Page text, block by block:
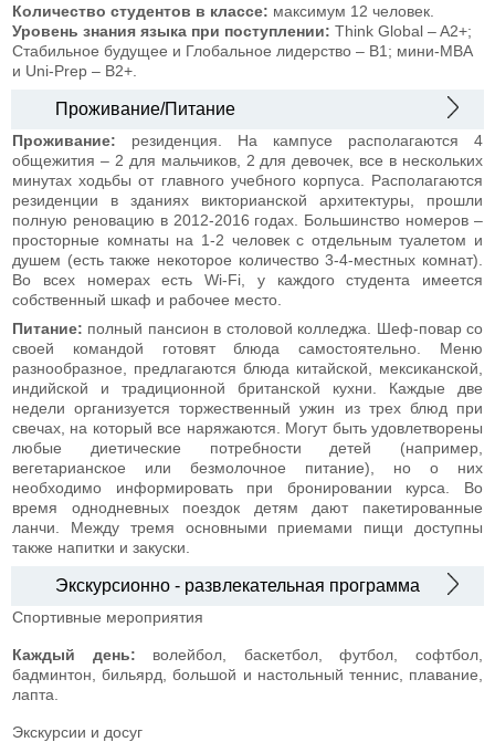
Количество студентов в классе: максимум 12 человек.
Уровень знания языка при поступлении: Think Global – A2+;
Стабильное будущее и Глобальное лидерство – В1; мини-MBA
и Uni-Prep – В2+.
Проживание/Питание
Проживание: резиденция. На кампусе располагаются 4
общежития – 2 для мальчиков, 2 для девочек, все в нескольких
минутах ходьбы от главного учебного корпуса. Располагаются
резиденции в зданиях викторианской архитектуры, прошли
полную реновацию в 2012-2016 годах. Большинство номеров –
просторные комнаты на 1-2 человек с отдельным туалетом и
душем (есть также некоторое количество 3-4-местных комнат).
Во всех номерах есть Wi-Fi, у каждого студента имеется
собственный шкаф и рабочее место.
Питание: полный пансион в столовой колледжа. Шеф-повар со
своей командой готовят блюда самостоятельно. Меню
разнообразное, предлагаются блюда китайской, мексиканской,
индийской и традиционной британской кухни. Каждые две
недели организуется торжественный ужин из трех блюд при
свечах, на который все наряжаются. Могут быть удовлетворены
любые диетические потребности детей (например,
вегетарианское или безмолочное питание), но о них
необходимо информировать при бронировании курса. Во
время однодневных поездок детям дают пакетированные
ланчи. Между тремя основными приемами пищи доступны
также напитки и закуски.
Экскурсионно - развлекательная программа
Спортивные мероприятия
Каждый день: волейбол, баскетбол, футбол, софтбол,
бадминтон, бильярд, большой и настольный теннис, плавание,
лапта.
Экскурсии и досуг